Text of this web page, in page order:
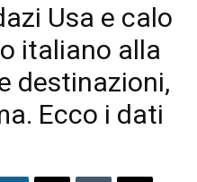
Usa e calo
italiano alla
destinazioni,
Ecco i dati